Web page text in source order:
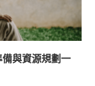
與資源規劃一